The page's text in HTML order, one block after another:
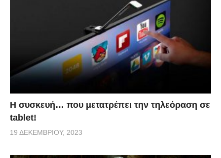
Η συσκευή… που μετατρέπει την τηλεόραση σε
tablet!
19 ΔΕΚΕΜΒΡΊΟΥ, 2023